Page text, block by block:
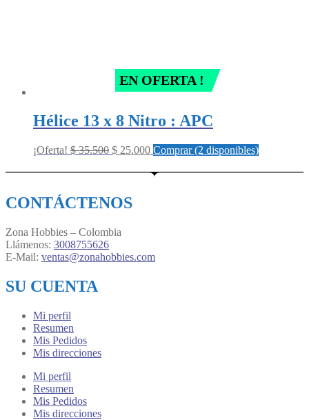
EN OFERTA !
Hélice 13 x 8 Nitro : APC
¡Oferta! $35.500 Original
was:
$ 25.000Current
is:
Comprar (2 disponibles)
CONTÁCTENOS
Zona Hobbies – Colombia
Llámenos: 3008755626
E-Mail: ventas@zonahobbies.com
SU CUENTA
Mi perfil
Resumen
Mis Pedidos
Mis direcciones
Mi perfil
Resumen
Mis Pedidos
Mis direcciones